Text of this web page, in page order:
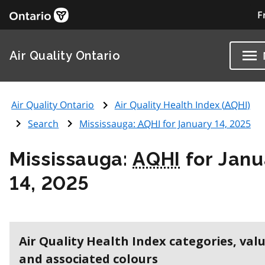
Air Quality Ontario
Air Quality Ontario Air Quality Health Index (AQHI)
Search
Mississauga: AQHI for January 14, 2025
Mississauga:AQHI for
14, 2025
Air Quality Health Index categories,
and associated colours